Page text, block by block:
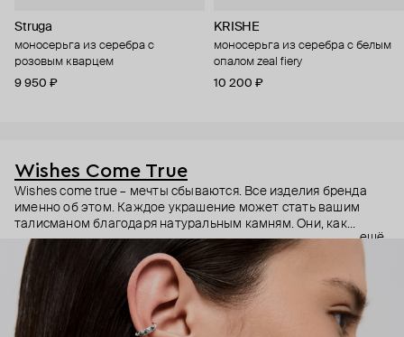
Struga
моносерьга из серебра с
розовым кварцем
9 950 ₽
KRISHE
моносерьга из серебра с белым
опалом zeal fiery
10 200 ₽
Wishes Come True
Wishes come true – мечты сбываются. Все изделия бренда
именно об этом. Каждое украшение может стать вашим
талисманом благодаря натуральным камням. Они, как
известно, обладают очень сильной энергетикой и
различными свойствами – ваши желания рискуют сбыться.
Дизайнер Анастасия Тарасова мечтала о своём бренде
украшений, и её мечта сбылась.
ещё